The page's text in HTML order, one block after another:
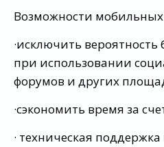
Возможности
·исключить
при использовании
форумов и других
·сэкономить время за
· техническая